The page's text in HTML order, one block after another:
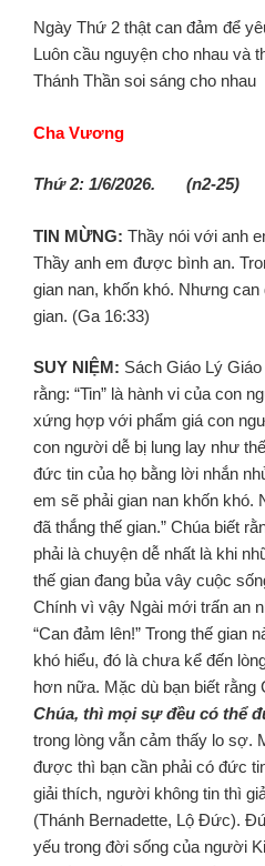
Ngày Thứ 2 thật can đảm để
Luôn cầu nguyện cho nhau và
Thánh Thần soi sáng cho nhau
Cha Vương
Thứ 2: 1/6/2026. (n2-25)
TIN MỪNG: Thầy nói với anh
Thầy anh em được bình an.
gian nan, khốn khó. Nhưng
gian. (Ga 16:33)
SUY NIỆM: Sách Giáo Lý
rằng: “Tin” là hành vi của con
xứng hợp với phẩm giá con
con người dễ bị lung lay như
đức tin của họ bằng lời nhắn
em sẽ phải gian nan khốn khó.
đã thắng thế gian.” Chúa biết
phải là chuyện dễ nhất là khi
thế gian đang bủa vây cuộc
Chính vì vậy Ngài mới trấn an
“Can đảm lên!” Trong thế gian
khó hiểu, đó là chưa kể đến
hơn nữa. Mặc dù bạn biết rằng
Chúa, thì mọi sự đều có thể
trong lòng vẫn cảm thấy lo sợ.
được thì bạn cần phải có đức
giải thích, người không tin thì
(Thánh Bernadette, Lộ Đức).
yếu trong đời sống của người